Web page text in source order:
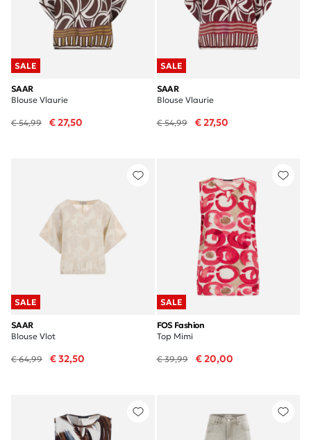
SALE
SAAR
Blouse Vlaurie
€ 54,99 € 27,50
SALE
SAAR
Blouse Vlaurie
€ 54,99 € 27,50
SALE
SAAR
Blouse Vlot
€ 64,99 € 32,50
SALE
FOS Fashion
Top Mimi
€ 39,99 € 20,00